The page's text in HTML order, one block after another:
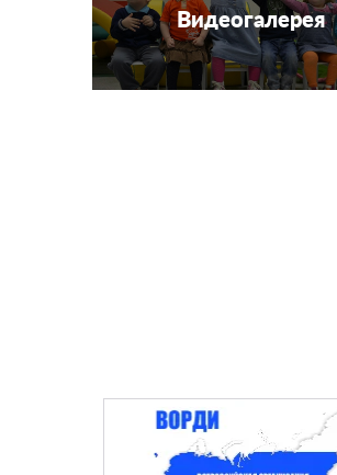
Видеогалерея